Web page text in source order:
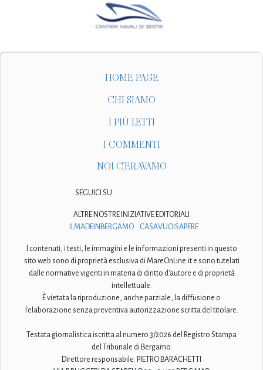
HOME PAGE
CHI SIAMO
I PIÙ LETTI
I COMMENTI
NOI C'ERAVAMO
SEGUICI SU
ALTRE NOSTRE INIZIATIVE EDITORIALI
ILMADEINBERGAMO
CASAVUOISAPERE
I contenuti, i testi, le immagini e le informazioni presenti in questo
sito web sono di proprietà esclusiva di MareOnLine.it e sono tutelati
dalle normative vigenti in materia di diritto d'autore e di proprietà
intellettuale.
È vietata la riproduzione, anche parziale, la diffusione o
l'elaborazione senza preventiva autorizzazione scritta del titolare.
Testata giornalistica iscritta al numero 3/2026 del Registro Stampa
del Tribunale di Bergamo.
Direttore responsabile: PIETRO BARACHETTI